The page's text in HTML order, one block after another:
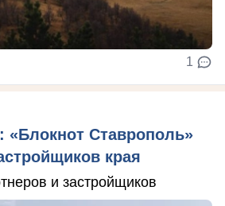
1
«Блокнот Ставрополь»
края
и застройщиков